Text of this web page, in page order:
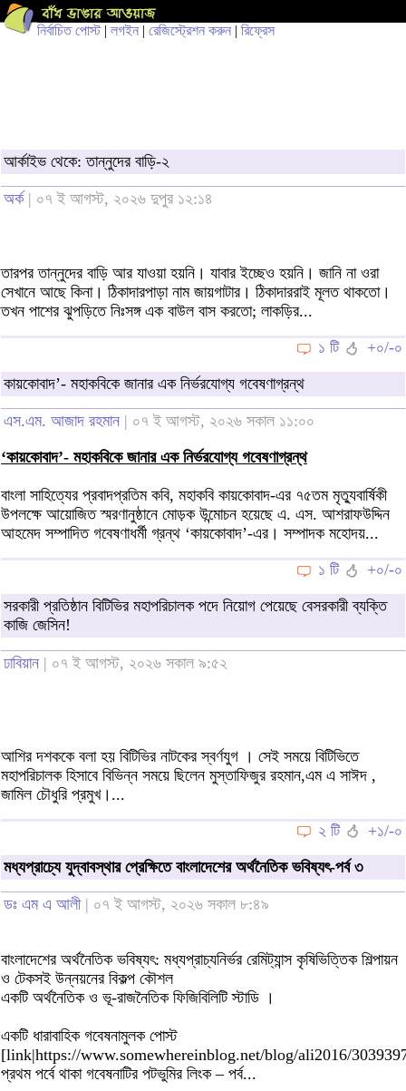
নির্বাচিত পোস্ট| লগইন | রেজিস্ট্রেশন করুন | রিফ্রেস
আর্কাইভ থেকে: তান্নুদের বাড়ি-২
অর্ক| ০৭ ই আগস্ট, ২০২৬ দুপুর ১২:১৪
তারপর তান্নুদের বাড়ি আর যাওয়া হয়নি। যাবার ইচ্ছেও হয়নি। জানি না ওরা
সেখানে আছে কিনা। ঠিকাদারপাড়া নাম জায়গাটার। ঠিকাদাররাই মূলত থাকতো।
তখন পাশের ঝুপড়িতে নিঃসঙ্গ এক বাউল বাস করতো; লাকড়ির...
১ টি
+০/-০
কায়কোবাদ’- মহাকবিকে জানার এক নির্ভরযোগ্য গবেষণাগ্রন্থ
এস.এম. আজাদ রহমান | ০৭ ই আগস্ট, ২০২৬ সকাল ১১:০০
‘কায়কোবাদ’- মহাকবিকে জানার এক নির্ভরযোগ্য গবেষণাগ্রন্থ
বাংলা সাহিত্যের প্রবাদপ্রতিম কবি, মহাকবি কায়কোবাদ-এর ৭৫তম মৃত্যুবার্ষিকী
উপলক্ষে আয়োজিত স্মরণানুষ্ঠানে মোড়ক উন্মোচন হয়েছে এ. এস. আশরাফউদ্দিন
আহমেদ সম্পাদিত গবেষণাধর্মী গ্রন্থ ‘কায়কোবাদ’-এর। সম্পাদক মহোদয়...
১ টি
+০/-০
সরকারী প্রতিষ্ঠান বিটিভির মহাপরিচালক পদে নিয়োগ পেয়েছে বেসরকারী ব্যক্তি
কাজি জেসিন!
ঢাবিয়ান | ০৭ ই আগস্ট, ২০২৬ সকাল ৯:৫২
আশির দশককে বলা হয় বিটিভির নাটকের স্বর্ণযুগ । সেই সময়ে বিটিভিতে
মহাপরিচালক হিসাবে বিভিন্ন সময়ে ছিলেন মুস্তাফিজুর রহমান,এম এ সাঈদ ,
জামিল চৌধুরি প্রমুখ।...
২ টি
+১/-০
মধ্যপ্রাচ্যে যুদ্বাবস্থার প্রেক্ষিতে বাংলাদেশের অর্থনৈতিক ভবিষ্যৎ-পর্ব ৩
ডঃ এম এ আলী| ০৭ ই আগস্ট, ২০২৬ সকাল ৮:৪৯
বাংলাদেশের অর্থনৈতিক ভবিষ্যৎ: মধ্যপ্রাচ্যনির্ভর রেমিট্যান্স কৃষিভিত্তিক শিল্পায়ন
ও টেকসই উন্নয়নের বিকল্প কৌশল
একটি অর্থনৈতিক ও ভূ-রাজনৈতিক ফিজিবিলিটি স্টাডি ।
একটি ধারাবাহিক গবেষনামুলক পোস্ট
[link|https://www.somewhereinblog.net/blog/ali2016/
প্রথম পর্বে থাকা গবেষনাটির পটভুমির লিংক – পর্ব...